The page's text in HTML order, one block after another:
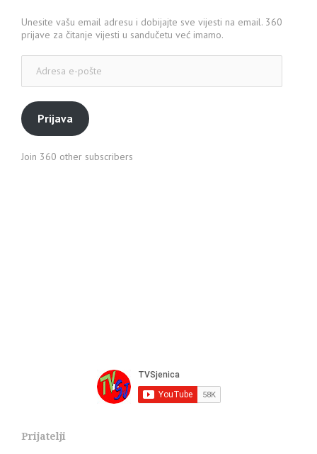
Unesite vašu email adresu i dobijajte sve vijesti na email. 360
prijave za čitanje vijesti u sandučetu već imamo.
pošte
Prijava
Join 360 other subscribers
Prijatelji